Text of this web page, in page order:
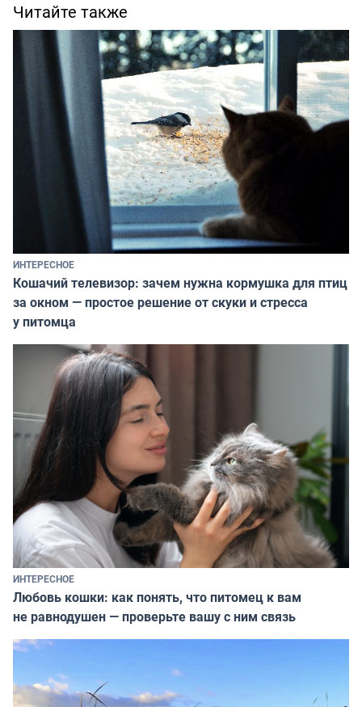
Читайте также
ИНТЕРЕСНОЕ
Кошачий телевизор: зачем нужна кормушка для птиц
за окном — простое решение от скуки и стресса
у питомца
ИНТЕРЕСНОЕ
Любовь кошки: как понять, что питомец к вам
не равнодушен — проверьте вашу с ним связь